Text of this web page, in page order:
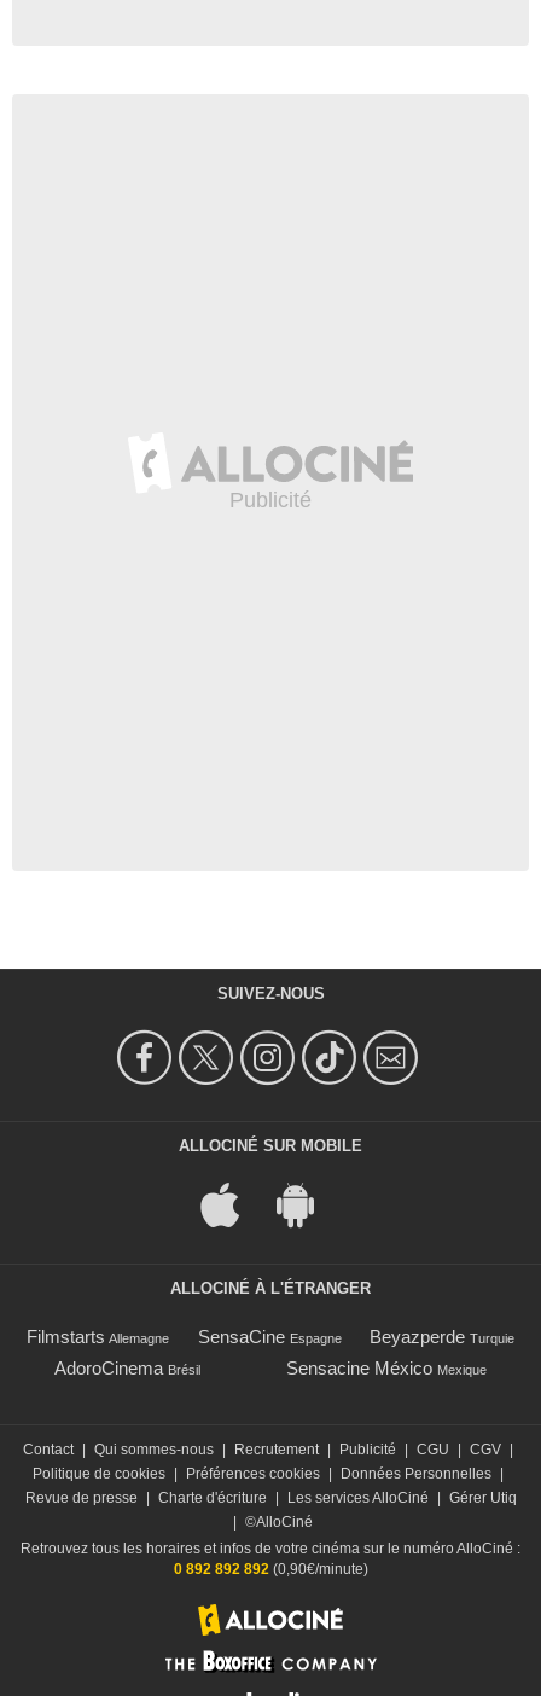
SUIVEZ-NOUS
ALLOCINÉ SUR MOBILE
ALLOCINÉ À L'ÉTRANGER
Filmstarts Allemagne SensaCine Espagne Beyazperde Turquie
AdoroCinema Brésil Sensacine México Mexique
Contact Qui sommes-nous Recrutement Publicité CGU CGV
Politique de cookies
Préférences cookies Données Personnelles
Revue de presse
Charte d'écriture Les services AlloCiné
Gérer Utiq
©AlloCiné
Retrouvez tous les horaires et infos de votre cinéma sur le numéro AlloCiné :
0 892 892 892(0,90€/minute)